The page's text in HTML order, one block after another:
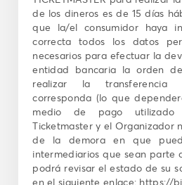
de los dineros es de 15 días
que la/el consumidor haya
correcta todos los datos
necesarios para efectuar la
entidad bancaria la orden
realizar la
corresponda (lo que
medio de pago
Ticketmaster y el Organizador
de la demora en que
intermediarios que sean parte
podrá revisar el estado de su
en el siguiente enlace: https://